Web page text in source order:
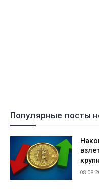
Популярные посты